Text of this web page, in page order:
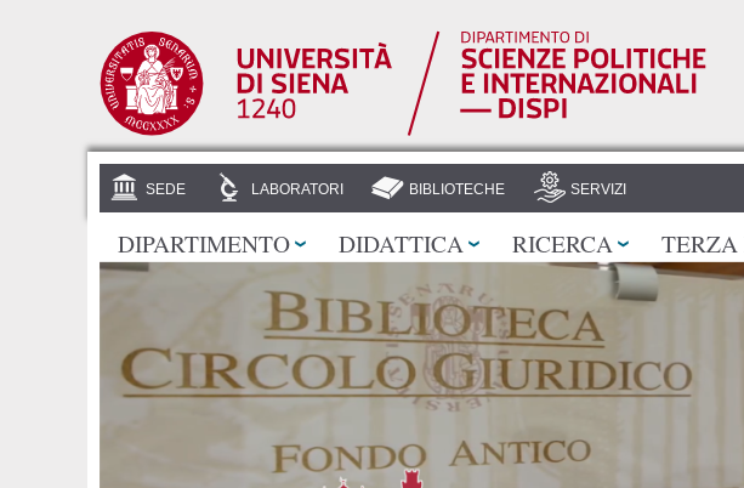
SEDE LABORATORI BIBLIOTECHE SERVIZI
DIPARTIMENTO DIDATTICA RICERCA TERZA